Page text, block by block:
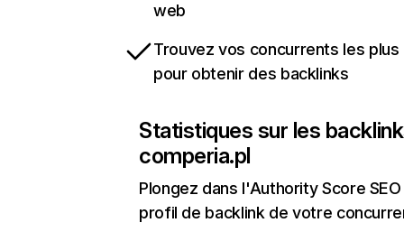
web
Trouvez vos concurrents les
pour obtenir des backlinks
Statistiques sur les
comperia.pl
Plongez dans l'Authority Score
profil de backlink de votre